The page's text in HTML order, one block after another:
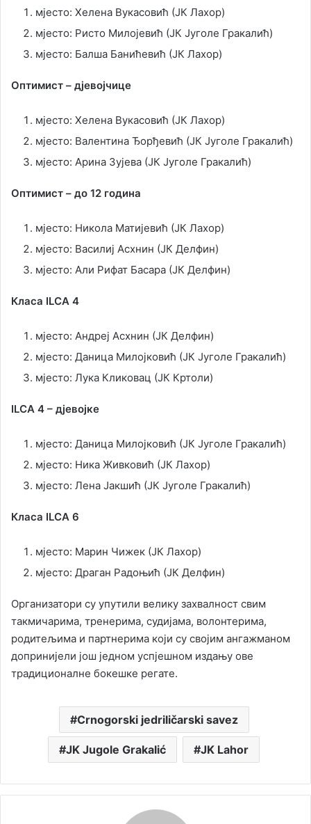
мјесто: Хелена Вукасовић (ЈК Лахор)
мјесто: Ристо Милојевић (ЈК Југоле Гракалић)
мјесто: Балша Банићевић (ЈК Лахор)
Оптимист – дјевојчице
мјесто: Хелена Вукасовић (ЈК Лахор)
мјесто: Валентина Ђорђевић (ЈК Југоле Гракалић)
мјесто: Арина Зујева (ЈК Југоле Гракалић)
Оптимист – до 12 година
мјесто: Никола Матијевић (ЈК Лахор)
мјесто: Василиј Асхнин (ЈК Делфин)
мјесто: Али Рифат Басара (ЈК Делфин)
Класа ILCA 4
мјесто: Андреј Асхнин (ЈК Делфин)
мјесто: Даница Милојковић (ЈК Југоле Гракалић)
мјесто: Лука Кликовац (ЈК Кртоли)
ILCA 4 – дјевојке
мјесто: Даница Милојковић (ЈК Југоле Гракалић)
мјесто: Ника Живковић (ЈК Лахор)
мјесто: Лена Јакшић (ЈК Југоле Гракалић)
Класа ILCA 6
мјесто: Марин Чижек (ЈК Лахор)
мјесто: Драган Радоњић (ЈК Делфин)
Организатори су упутили велику захвалност свим
такмичарима, тренерима, судијама, волонтерима,
родитељима и партнерима који су својим ангажманом
допринијели још једном успјешном издању ове
традиционалне бокешке регате.
Crnogorski jedriličarski savez
JK Jugole Grakalić JK Lahor